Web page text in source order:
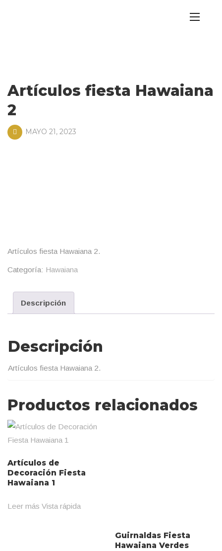
Artículos fiesta Hawaiana
2
MAYO 21, 2023
Artículos fiesta Hawaiana 2.
Categoría: Hawaiana
Descripción
Descripción
Artículos fiesta Hawaiana 2.
Productos relacionados
Artículos de
Decoración Fiesta
Hawaiana 1
Leer más Vista rápida
Guirnaldas Fiesta
Hawaiana Verdes